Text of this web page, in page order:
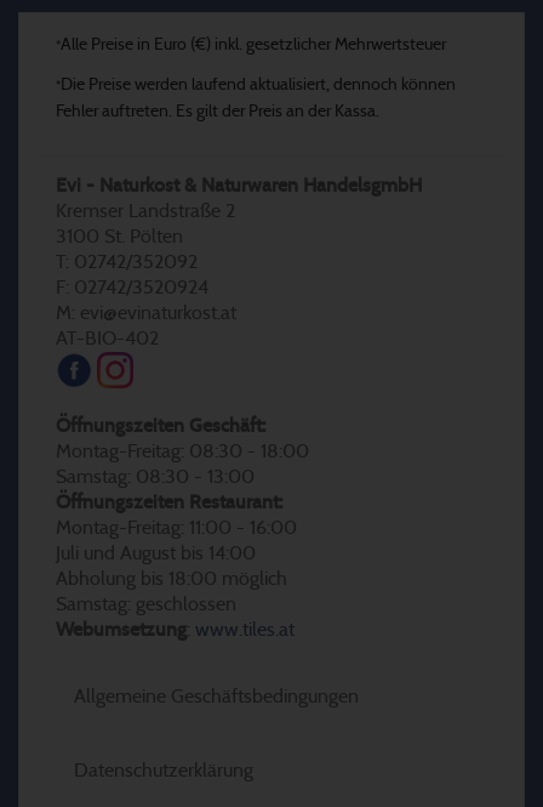
*Alle Preise in Euro (€) inkl. gesetzlicher Mehrwertsteuer
* Die Preise werden laufend aktualisiert, dennoch können
Fehler auftreten. Es gilt der Preis an der Kassa.
Evi - Naturkost & Naturwaren HandelsgmbH
Kremser Landstraße 2
3100 St. Pölten
T: 02742/352092
F: 02742/3520924
M: evi@evinaturkost.at
AT-BIO-402
Öffnungszeiten Geschäft:
Montag-Freitag: 08:30 - 18:00
Samstag: 08:30 - 13:00
Öffnungszeiten Restaurant:
Montag-Freitag: 11:00 - 16:00
Juli und August bis 14:00
Abholung bis 18:00 möglich
Samstag: geschlossen
Webumsetzung: www.tiles.at
Allgemeine Geschäftsbedingungen
Datenschutzerklärung